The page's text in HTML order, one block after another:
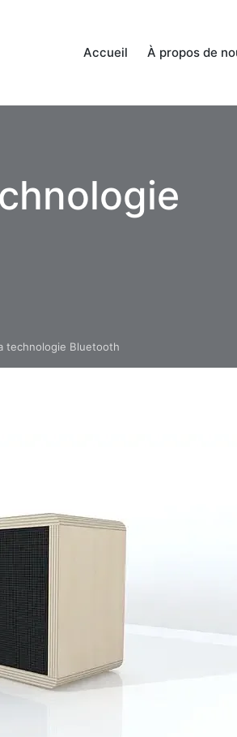
Accueil À propos de
technologie Bluetooth